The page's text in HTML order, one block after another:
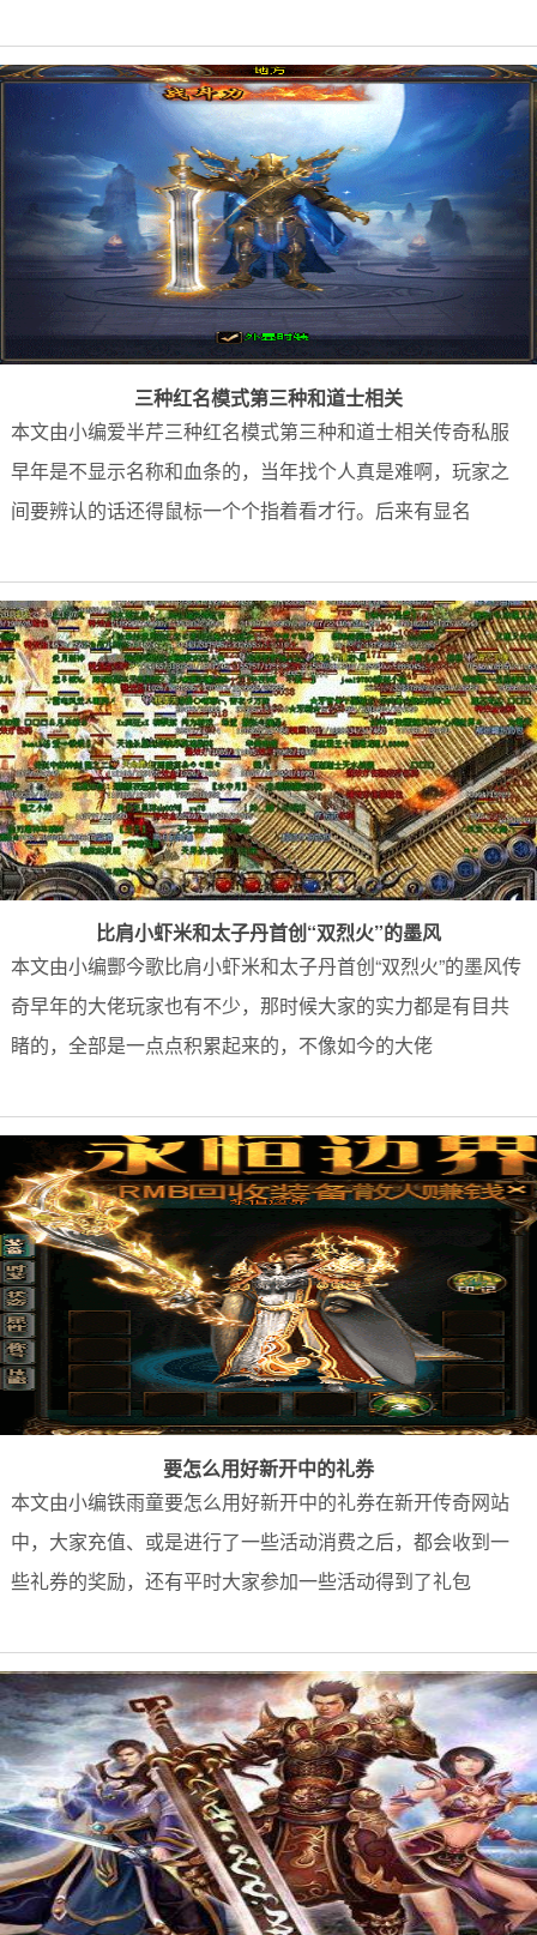
三种红名模式第三种和道士相关
本文由小编爱半芹三种红名模式第三种和道士相关传奇私服
早年是不显示名称和血条的，当年找个人真是难啊，玩家之
间要辨认的话还得鼠标一个个指着看才行。后来有显名
比肩小虾米和太子丹首创“双烈火”的墨风
本文由小编酆今歌比肩小虾米和太子丹首创“双烈火”的墨风传
奇早年的大佬玩家也有不少，那时候大家的实力都是有目共
睹的，全部是一点点积累起来的，不像如今的大佬
要怎么用好新开中的礼券
本文由小编铁雨童要怎么用好新开中的礼券在新开传奇网站
中，大家充值、或是进行了一些活动消费之后，都会收到一
些礼券的奖励，还有平时大家参加一些活动得到了礼包